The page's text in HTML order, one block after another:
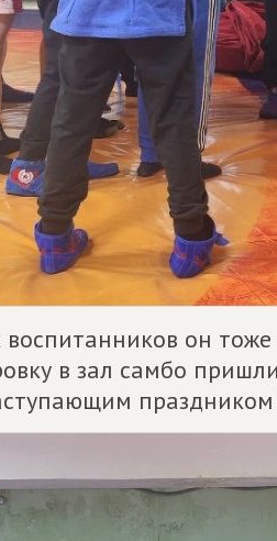
воспитанников он
в зал самбо